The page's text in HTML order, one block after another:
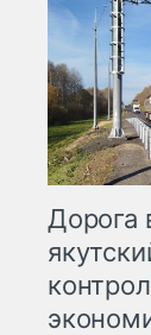
Дорога